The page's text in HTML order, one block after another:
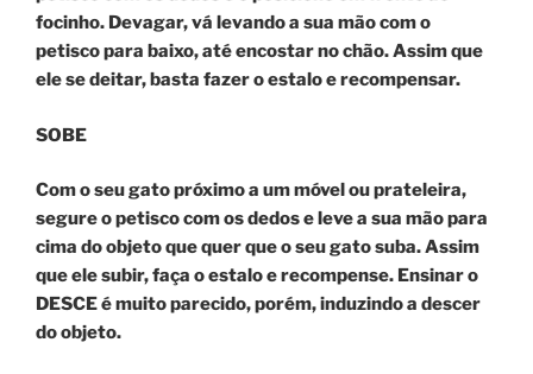
focinho. Devagar, vá levando a sua mão com o
petisco para baixo, até encostar no chão. Assim que
ele se deitar, basta fazer o estalo e recompensar.
SOBE
Com o seu gato próximo a um móvel ou prateleira,
segure o petisco com os dedos e leve a sua mão para
cima do objeto que quer que o seu gato suba. Assim
que ele subir, faça o estalo e recompense. Ensinar o
DESCE é muito parecido, porém, induzindo a descer
do objeto.